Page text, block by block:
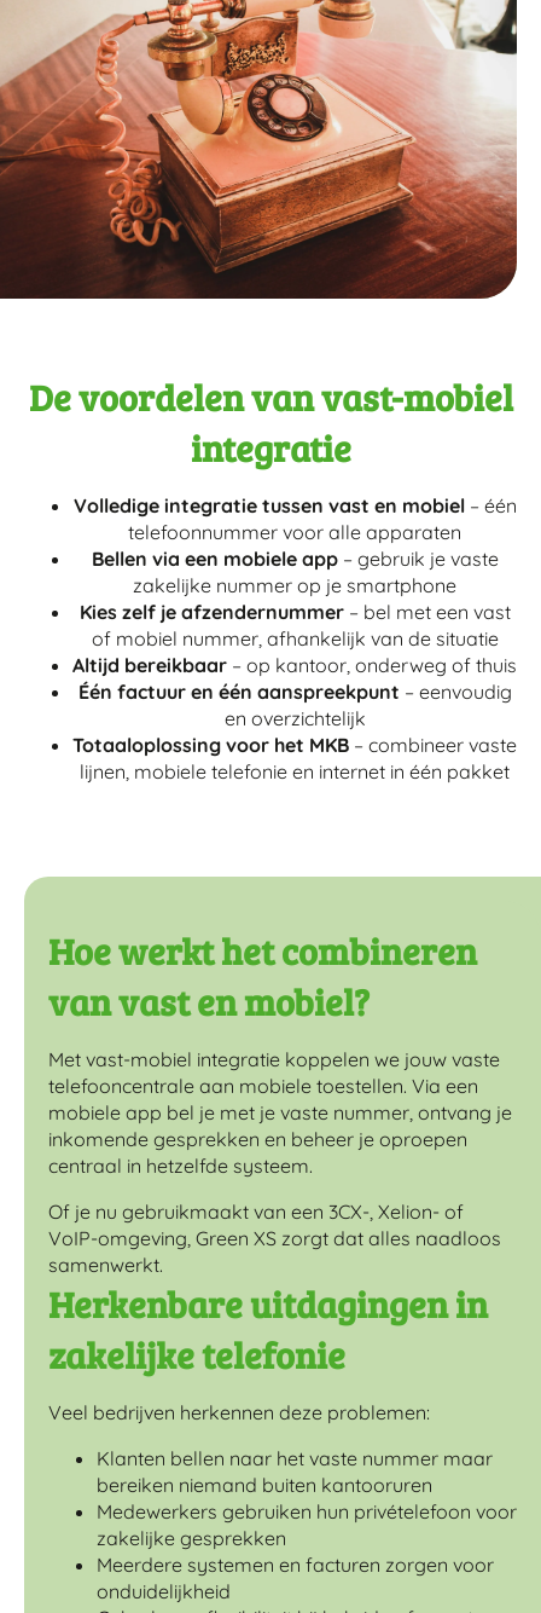
De voordelen van vast-mobiel
integratie
Volledige integratie tussen vast en mobiel– één
telefoonnummer voor alle apparaten
Bellen via een mobiele app– gebruik je vaste
zakelijke nummer op je smartphone
Kies zelf je afzendernummer– bel met een vast
of mobiel nummer, afhankelijk van de situatie
Altijd bereikbaar – op kantoor, onderweg of thuis
Één factuur en één aanspreekpunt – eenvoudig
en overzichtelijk
Totaaloplossing voor het MKB – combineer vaste
lijnen, mobiele telefonie en internet in één pakket
Hoe werkt het combineren
van vast en mobiel?
Met vast-mobiel integratie koppelen we jouw vaste
telefooncentrale aan mobiele toestellen. Via een
mobiele app bel je met je vaste nummer, ontvang je
inkomende gesprekken en beheer je oproepen
centraal in hetzelfde systeem.
Of je nu gebruikmaakt van een 3CX-, Xelion- of
VoIP-omgeving, Green XS zorgt dat alles naadloos
samenwerkt.
Herkenbare uitdagingen in
zakelijke telefonie
Veel bedrijven herkennen deze problemen:
Klanten bellen naar het vaste nummer maar
bereiken niemand buiten kantooruren
Medewerkers gebruiken hun privételefoon voor
zakelijke gesprekken
Meerdere systemen en facturen zorgen voor
onduidelijkheid